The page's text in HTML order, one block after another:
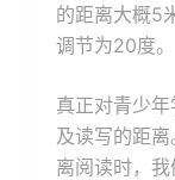
的距离大概5
调节为20度。
真正对青少
及读写的距
离阅读时，